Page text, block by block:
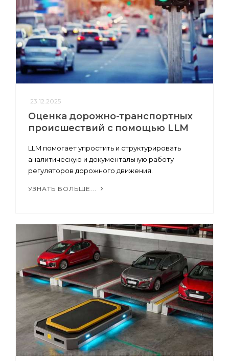
23.12.2025
Оценка дорожно-транспортных
происшествий с помощью LLM
LLM помогает упростить и структурировать
аналитическую и документальную работу
регуляторов дорожного движения.
УЗНАТЬ БОЛЬШЕ...